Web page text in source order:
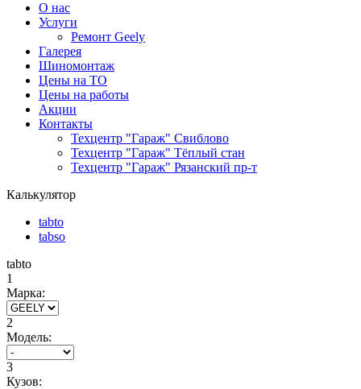
О нас
Услуги
Ремонт Geely
Галерея
Шиномонтаж
Цены на ТО
Цены на работы
Акции
Контакты
Техцентр "Гараж" Свиблово
Техцентр "Гараж" Тёплый стан
Техцентр "Гараж" Рязанский пр-т
Калькулятор
tabto
tabso
tabto
1
Марка:
2
Модель:
3
Кузов: